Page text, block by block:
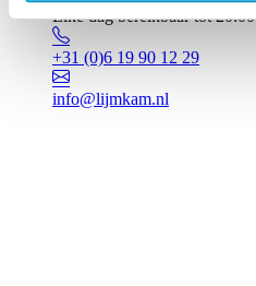
Elke dag bereikbaar tot 20:00
+31 (0)6 19 90 12 29
info@lijmkam.nl